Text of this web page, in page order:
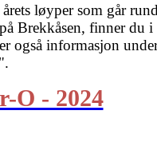
løyper som går
Brekkåsen, finner du i
også informasjon
O - 2024